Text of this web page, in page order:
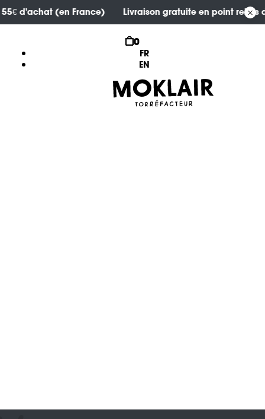
55€ d'achat (en France) Livraison gratuite en point
0
FR
EN